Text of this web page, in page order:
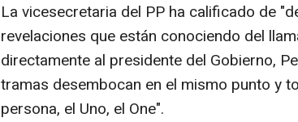
La vicesecretaria del PP ha calificado de
revelaciones que están conociendo del
directamente al presidente del Gobierno,
tramas desembocan en el mismo punto y
persona, el Uno, el One".